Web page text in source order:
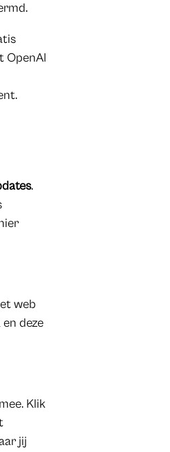
OpenAI
.
web
deze
Klik
jij